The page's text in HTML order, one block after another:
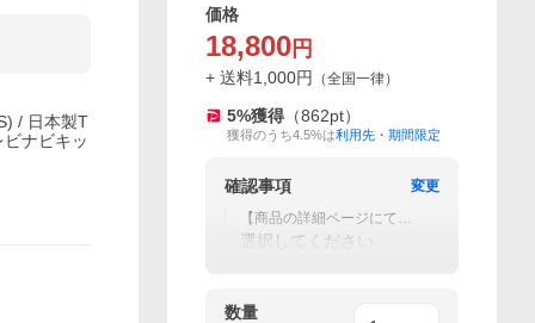
/ 日本製T
ナビキッ
価格
18,800 円
+ 送料1,000円 （全国一律）
5%獲得 （862pt）
獲得のうち4.5%は利用先・期間限定
確認事項
変更
【商品の詳細ページにてキ
ット番号の確認をお願い致
選択してください
数量